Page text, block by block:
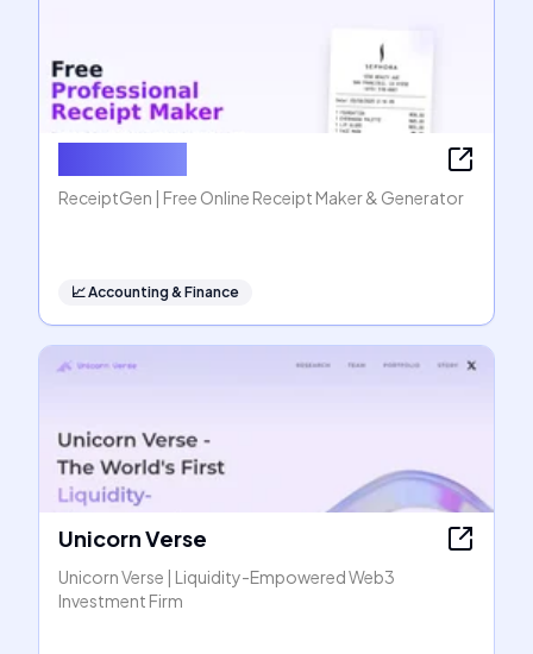
ReceiptGen | Free Online Receipt Maker & Generator
📈Accounting & Finance
Unicorn Verse
Unicorn Verse | Liquidity-Empowered Web3
Investment Firm